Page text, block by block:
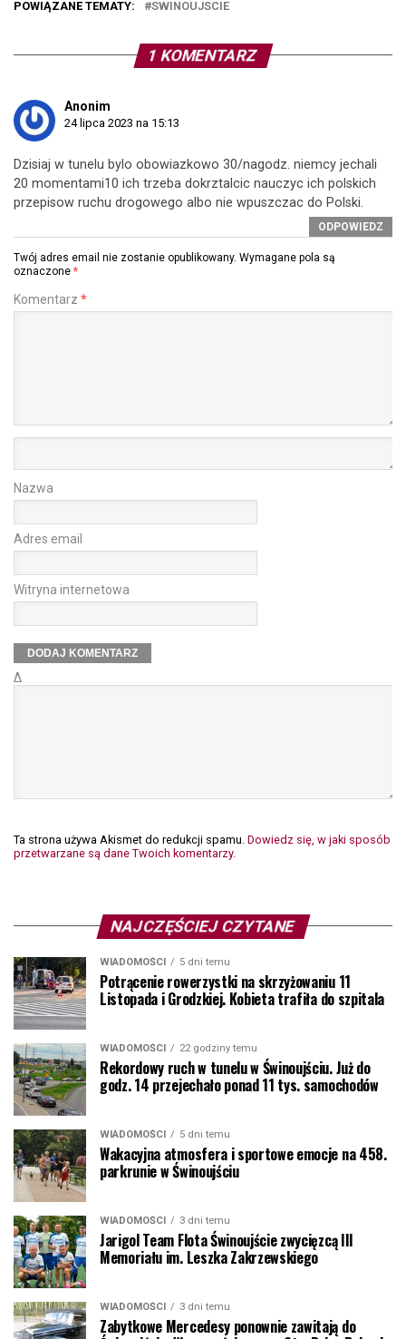
POWIĄZANE TEMATY: SWINOUJSCIE
1 KOMENTARZ
Anonim
24 lipca 2023 na 15:13
Dzisiaj w tunelu bylo obowiazkowo 30/nagodz. niemcy jechali
20 momentami10 ich trzeba dokrztalcic nauczyc ich polskich
przepisow ruchu drogowego albo nie wpuszczac do Polski.
ODPOWIEDZ
Twój adres email nie zostanie opublikowany. Wymagane pola są
oznaczone *
Komentarz *
Nazwa
Adres email
Witryna internetowa
Δ
Ta strona używa Akismet do redukcji spamu. Dowiedz się, w jaki sposób
przetwarzane są dane Twoich komentarzy.
NAJCZĘŚCIEJ CZYTANE
WIADOMOŚCI 5 dni temu
Potrącenie rowerzystki na skrzyżowaniu 11
Listopada i Grodzkiej. Kobieta trafiła do szpitala
WIADOMOŚCI 22 godziny temu
Rekordowy ruch w tunelu w Świnoujściu. Już do
godz. 14 przejechało ponad 11 tys. samochodów
WIADOMOŚCI 5 dni temu
Wakacyjna atmosfera i sportowe emocje na 458.
parkrunie w Świnoujściu
WIADOMOŚCI 3 dni temu
Jarigol Team Flota Świnoujście zwycięzcą III
Memoriału im. Leszka Zakrzewskiego
WIADOMOŚCI 3 dni temu
Zabytkowe Mercedesy ponownie zawitają do